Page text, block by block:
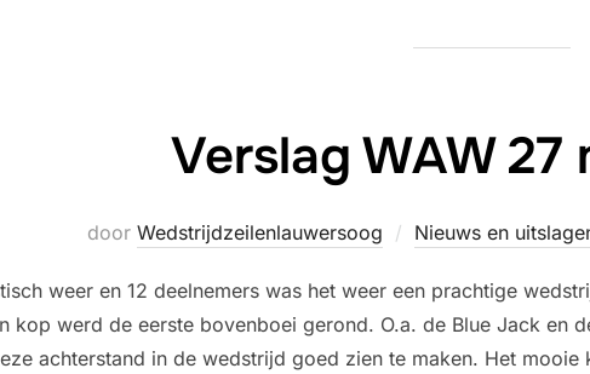
Verslag WAW 27
door Wedstrijdzeilenlauwersoog Nieuws en
weer en 12 deelnemers was het weer een prachtige
kop werd de eerste bovenboei gerond. O.a. de Blue Jack en
achterstand in de wedstrijd goed zien te maken. Het mooie